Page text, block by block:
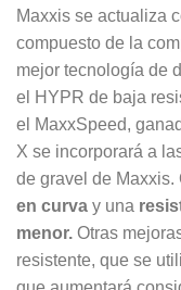
Maxxis se actualiza
compuesto de la
mejor tecnología de
el HYPR de baja
el MaxxSpeed,
X se incorporará a
de gravel de Maxxis.
en curva y una
menor. Otras
resistente, que se